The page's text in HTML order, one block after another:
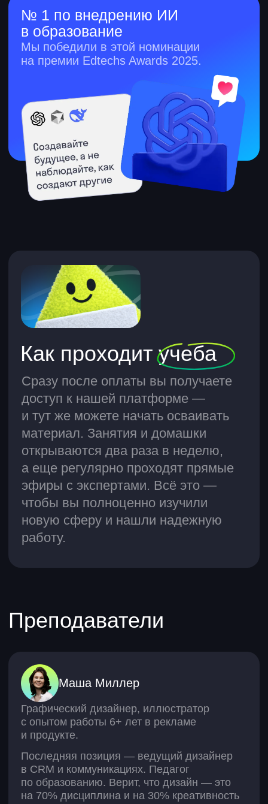
Курсы по маркетингу
Инфлюенс-менеджер
Курсы по дизайну
Веб-дизайнер
Графический дизайнер
Курсы по управлению
Менеджер проектов
HR-менеджер
HR-менеджмент по работе
с зумерами
Карта сайта
Контакты
skypro-support@skyeng.ru
Курсы по программированию
Python-разработчик
Веб-разработчик
Java-разработчик
Инженер по тестированию
Веб-разработка для фриланса
JavaScript-разработчик
Backend-разработчик на Java
Frontend-разработчик
React-разработчик
Создание сайтов
Mastering Git
Программирование
для анализа данных
Продуктовый аналитик
Бизнес-аналитик
SQL для анализа данных
Excel для работы
Аналитик данных
Финансовый аналитик